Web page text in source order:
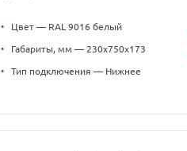
• Цвет — RAL 9016 белый
• Габариты, мм — 230x750x173
• Тип подключения — Нижнее